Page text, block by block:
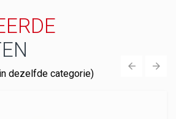
dezelfde categorie)